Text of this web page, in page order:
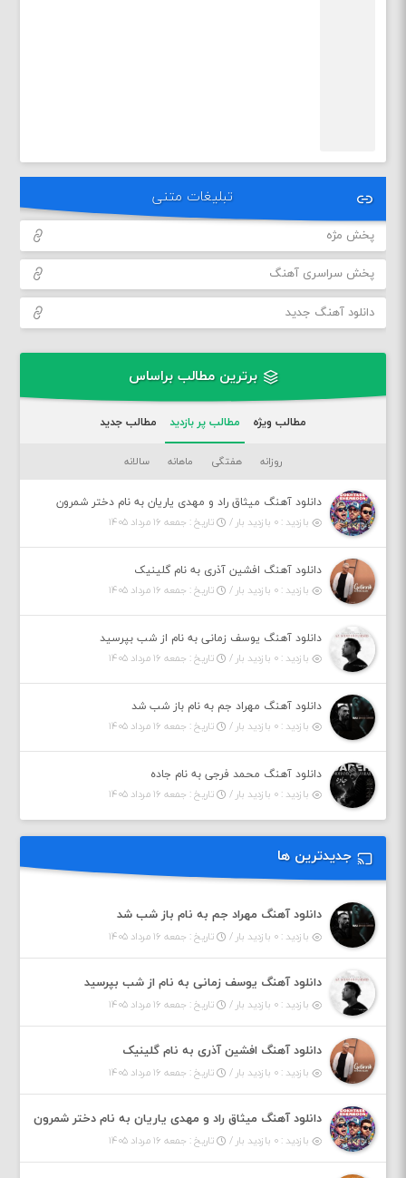
تبلیغات متنی
پخش مژه
پخش سراسری آهنگ
دانلود آهنگ جدید
برترین مطالب براساس
مطالب ویژه مطالب پر بازدید مطالب جدید
روزانه هفتگی ماهانه سالانه
دانلود آهنگ میثاق راد و مهدی یاریان به نام دختر شمرون
بازدید : ۰ بازدید بار /
تاریخ : جمعه ۱۶ مرداد ۱۴۰۵
دانلود آهنگ افشین آذری به نام گلینیک
بازدید : ۰ بازدید بار /
تاریخ : جمعه ۱۶ مرداد ۱۴۰۵
دانلود آهنگ یوسف زمانی به نام از شب بپرسید
بازدید : ۰ بازدید بار /
تاریخ : جمعه ۱۶ مرداد ۱۴۰۵
دانلود آهنگ مهراد جم به نام باز شب شد
بازدید : ۰ بازدید بار /
تاریخ : جمعه ۱۶ مرداد ۱۴۰۵
دانلود آهنگ محمد فرجی به نام جاده
بازدید : ۰ بازدید بار /
تاریخ : جمعه ۱۶ مرداد ۱۴۰۵
جدیدترین ها
دانلود آهنگ مهراد جم به نام باز شب شد
بازدید : ۰ بازدید بار / تاریخ : جمعه ۱۶ مرداد ۱۴۰۵
دانلود آهنگ یوسف زمانی به نام از شب بپرسید
بازدید : ۰ بازدید بار / تاریخ : جمعه ۱۶ مرداد ۱۴۰۵
دانلود آهنگ افشین آذری به نام گلینیک
بازدید : ۰ بازدید بار / تاریخ : جمعه ۱۶ مرداد ۱۴۰۵
دانلود آهنگ میثاق راد و مهدی یاریان به نام دختر شمرون
بازدید : ۰ بازدید بار / تاریخ : جمعه ۱۶ مرداد ۱۴۰۵